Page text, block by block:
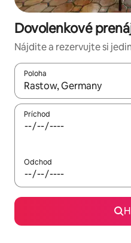
Dovolenkové
Nájdite a rezervujte si
Poloha
Keď budú výsledky k
Príchod
Odchod